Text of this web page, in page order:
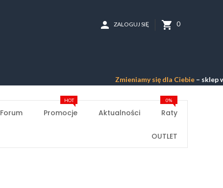
shopping_cart 0
person ZALOGUJ SIĘ
Zmieniamy się dla Ciebie– sklep w
Forum Promocje
HOT
Aktualności Raty
0%
OUTLET